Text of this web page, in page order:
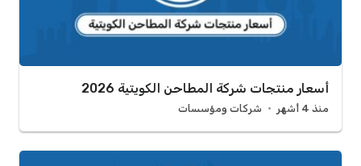
أسعار منتجات شركة المطاحن الكويتية 2026
منذ 4 أشهر شركات ومؤسسات